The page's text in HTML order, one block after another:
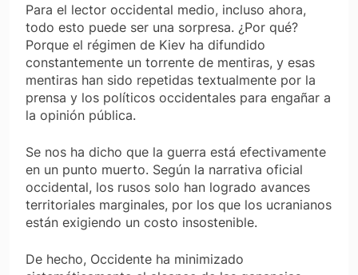
Para el lector occidental medio, incluso ahora,
todo esto puede ser una sorpresa. ¿Por qué?
Porque el régimen de Kiev ha difundido
constantemente un torrente de mentiras, y esas
mentiras han sido repetidas textualmente por la
prensa y los políticos occidentales para engañar a
la opinión pública.
Se nos ha dicho que la guerra está efectivamente
en un punto muerto. Según la narrativa oficial
occidental, los rusos solo han logrado avances
territoriales marginales, por los que los ucranianos
están exigiendo un costo insostenible.
De hecho, Occidente ha minimizado